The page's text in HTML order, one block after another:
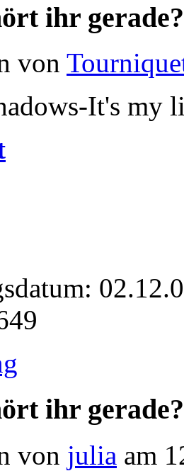
ihr gerade?
von
It's my
ihr gerade?
von julia am